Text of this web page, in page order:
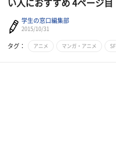
い人におすすめ 4ページ目
学生の窓口編集部
2015/10/31
タグ： アニメ マンガ・アニメ SF